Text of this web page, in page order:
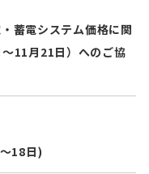
蓄電システム価格に関
11月21日）へのご協
18日)